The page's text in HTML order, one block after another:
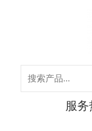
服务